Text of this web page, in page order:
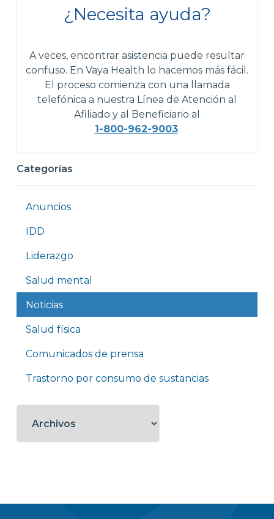
¿Necesita ayuda?
A veces, encontrar asistencia puede resultar
confuso. En Vaya Health lo hacemos más fácil.
El proceso comienza con una llamada
telefónica a nuestra Línea de Atención al
Afiliado y al Beneficiario al
1-800-962-9003.
Categorías
Anuncios
IDD
Liderazgo
Salud mental
Noticias
Salud física
Comunicados de prensa
Trastorno por consumo de sustancias